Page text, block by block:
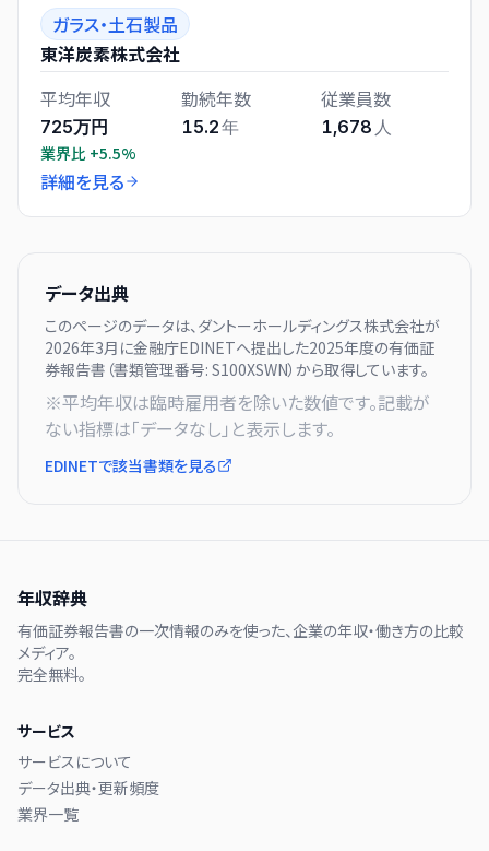
ガラス・土石製品
東洋炭素株式会社
平均年収
725万円
業界比 +5.5%
勤続年数
15.2年
従業員数
1,678 人
詳細を見る
データ出典
このページのデータは、ダントーホールディングス株式会社が
2026年3月に金融庁EDINETへ提出した2025年度の有価証
券報告書（書類管理番号: S100XSWN）から取得しています。
※平均年収は臨時雇用者を除いた数値です。記載が
ない指標は「データなし」と表示します。
EDINETで該当書類を見る
年収辞典
有価証券報告書の一次情報のみを使った、企業の年収・働き方の比較
メディア。
完全無料。
サービス
サービスについて
データ出典・更新頻度
業界一覧